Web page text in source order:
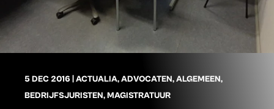
5 DEC 2016 ACTUALIA,ADVOCATEN,ALGEMEEN,
BEDRIJFSJURISTEN,MAGISTRATUUR